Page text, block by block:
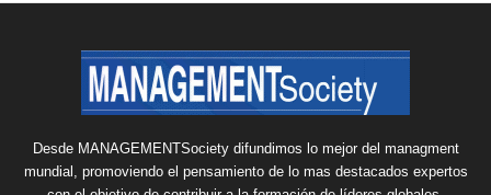
Desde MANAGEMENTSociety difundimos lo mejor del managment
mundial, promoviendo el pensamiento de lo mas destacados expertos